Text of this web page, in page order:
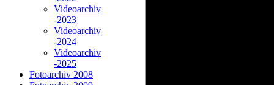
Videoarchiv
-2023
Videoarchiv
-2024
Videoarchiv
-2025
Fotoarchiv 2008